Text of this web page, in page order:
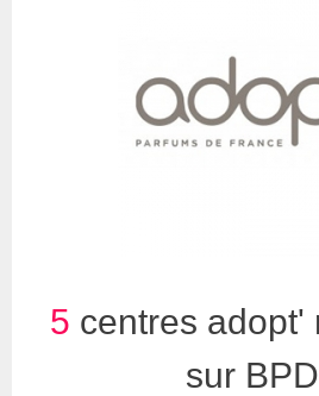
5 centres adopt'
sur